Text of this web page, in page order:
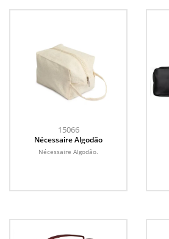
15066
Nécessaire Algodão
Nécessaire Algodão.